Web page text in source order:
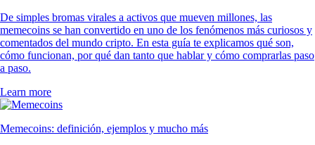
De simples bromas virales a activos que mueven millones, las
memecoins se han convertido en uno de los fenómenos más curiosos y
comentados del mundo cripto. En esta guía te explicamos qué son,
cómo funcionan, por qué dan tanto que hablar y cómo comprarlas paso
a paso.
Learn more
Memecoins: definición, ejemplos y mucho más